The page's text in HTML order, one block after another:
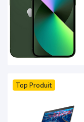
Top Produit